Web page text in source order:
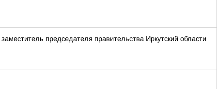
председателя правительства Иркутский области